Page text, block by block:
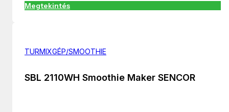
Megtekintés
TURMIXGÉP/SMOOTHIE
SBL 2110WH Smoothie Maker SENCOR